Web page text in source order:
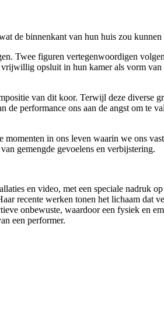
de binnenkant van hun huis zou
Twee figuren vertegenwoordigen
opsluit in hun kamer als vorm
van dit koor. Terwijl deze diverse
performance ons aan de angst om te
in ons leven waarin we ons
gemengde gevoelens en verbijstering.
en video, met een speciale nadruk
recente werken tonen het lichaam dat
onbewuste, waardoor een fysiek en
een performer.